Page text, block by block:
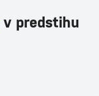
v predstihu